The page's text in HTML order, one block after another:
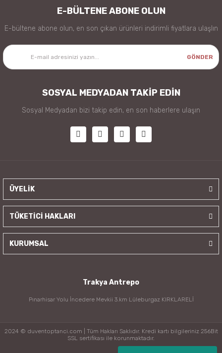
E-BÜLTENE ABONE OLUN
E-bültene abone olun, en son çıkan ürünleri indirimli fiyatlara ulaşlın
GÖNDER
SOSYAL MEDYADAN TAKİP EDİN
Sosyal Medyadan bizi takip edin, en son haberlere ulaşın
ÜYELİK
TÜKETİCİ HAKLARI
KURUMSAL
Trakya Antrepo
Pınarhisar Yolu İncedere Mevkii 3.km Lüleburgaz KIRKLARELİ
2024 © duventoptanci.com | Tüm Hakları Saklıdır. Kredi kartı bilgileriniz 256Bit
SSL sertifikası ile korunmaktadır.